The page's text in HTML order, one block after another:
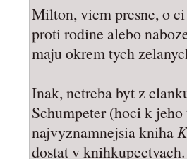
Milton, viem presne, o
proti rodine alebo
maju okrem tych
Inak, netreba byt z
Schumpeter (hoci k
najvyznamnejsia kniha
dostat v